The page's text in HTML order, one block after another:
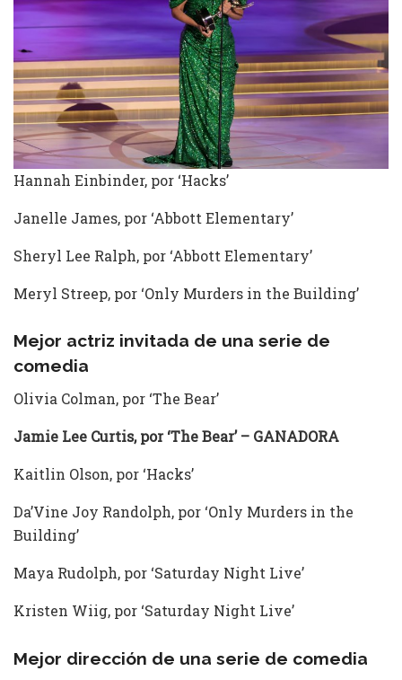
Hannah Einbinder, por ‘Hacks’
Janelle James, por ‘Abbott Elementary’
Sheryl Lee Ralph, por ‘Abbott Elementary’
Meryl Streep, por ‘Only Murders in the Building’
Mejor actriz invitada de una serie de
comedia
Olivia Colman, por ‘The Bear’
Jamie Lee Curtis, por ‘The Bear’ – GANADORA
Kaitlin Olson, por ‘Hacks’
Da’Vine Joy Randolph, por ‘Only Murders in the
Building’
Maya Rudolph, por ‘Saturday Night Live’
Kristen Wiig, por ‘Saturday Night Live’
Mejor dirección de una serie de comedia